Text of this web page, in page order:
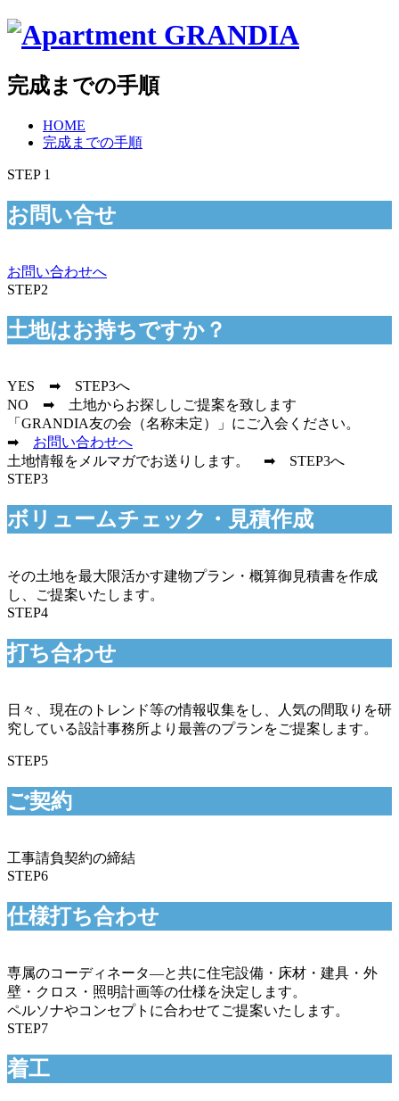
完成までの手順
HOME
完成までの手順
STEP 1
お問い合せ
お問い合わせへ
STEP2
土地はお持ちですか？
YES ➡ STEP3へ
NO ➡ 土地からお探ししご提案を致します
「GRANDIA友の会（名称未定）」にご入会ください。
➡ お問い合わせへ
土地情報をメルマガでお送りします。 ➡ STEP3へ
STEP3
ボリュームチェック・見積作成
その土地を最大限活かす建物プラン・概算御見積書を作成
し、ご提案いたします。
STEP4
打ち合わせ
日々、現在のトレンド等の情報収集をし、人気の間取りを研
究している設計事務所より最善のプランをご提案します。
STEP5
ご契約
工事請負契約の締結
STEP6
仕様打ち合わせ
専属のコーディネータ―と共に住宅設備・床材・建具・外
壁・クロス・照明計画等の仕様を決定します。
ペルソナやコンセプトに合わせてご提案いたします。
STEP7
着工